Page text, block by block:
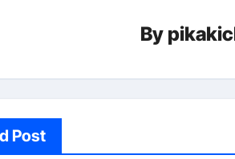
【必見】もう営業電話は怖くない
フリーランス・個人事業主におす
体脂肪が落ちる朝食3選 #ダイエッ
By
Post